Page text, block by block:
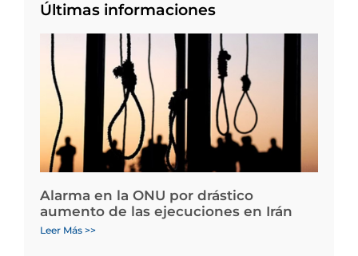
Últimas informaciones
Alarma en la ONU por drástico
aumento de las ejecuciones en Irán
Leer Más >>